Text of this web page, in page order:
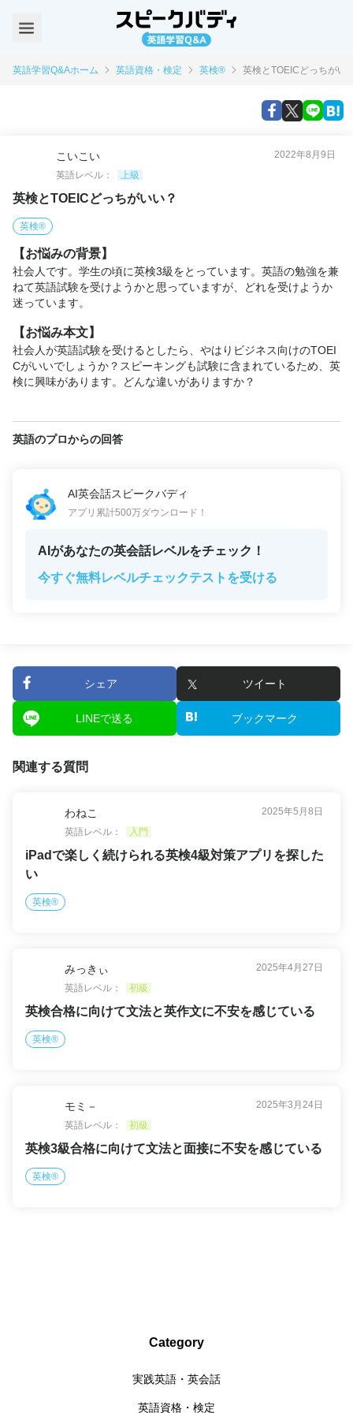
英語学習Q&Aホーム 英語資格・検定 英検® 英検とTOEICどっちがい
こいこい
2022年8月9日
英語レベル：
上級
英検とTOEICどっちがいい？
英検®
【お悩みの背景】
社会人です。学生の頃に英検3級をとっています。英語の勉強を兼
ねて英語試験を受けようかと思っていますが、どれを受けようか
迷っています。
【お悩み本文】
社会人が英語試験を受けるとしたら、やはりビジネス向けのTOEI
Cがいいでしょうか？スピーキングも試験に含まれているため、英
検に興味があります。どんな違いがありますか？
英語のプロからの回答
AI英会話スピークバディ
アプリ累計500万ダウンロード！
AIがあなたの英会話レベルをチェック！
今すぐ無料レベルチェックテストを受ける
シェア ツイート
LINEで送る ブックマーク
関連する質問
わねこ
2025年5月8日
英語レベル：
入門
iPadで楽しく続けられる英検4級対策アプリを探した
い
英検®
みっきぃ
2025年4月27日
英語レベル：
初級
英検合格に向けて文法と英作文に不安を感じている
英検®
モミ－
2025年3月24日
英語レベル：
初級
英検3級合格に向けて文法と面接に不安を感じている
英検®
Category
実践英語・英会話
英語資格・検定